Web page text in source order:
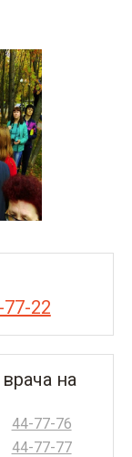
77-22
на
44-77-76
44-77-77